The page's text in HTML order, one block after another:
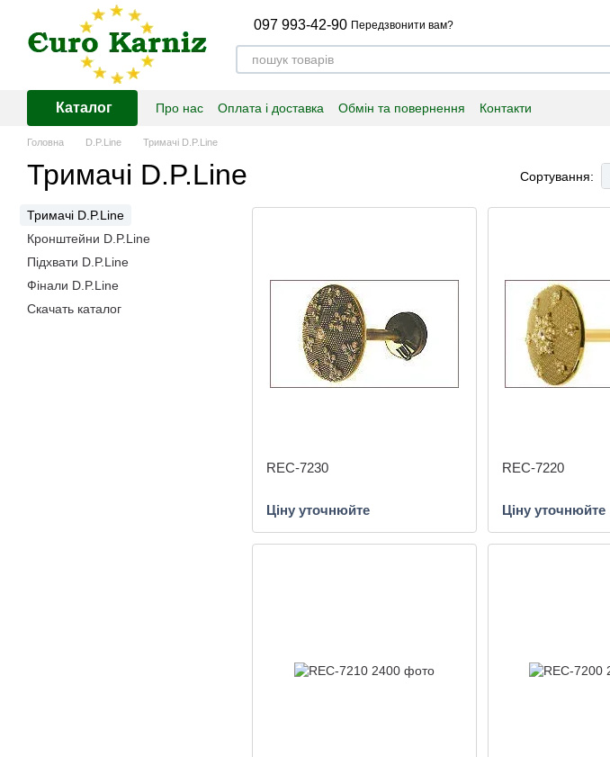
Перейти до основного контенту
097 993-42-90 Передзвонити вам?
Каталог Про нас Оплата і доставка Обмін та повернення Контакти
Головна D.P.Line Тримачі D.P.Line
Тримачі D.P.Line Сортування:
REC-7230
Ціну уточнюйте
REC-7220
Ціну уточнюйте
Тримачі D.P.Line
Кронштейни D.P.Line
Підхвати D.P.Line
Фінали D.P.Line
Скачать каталог